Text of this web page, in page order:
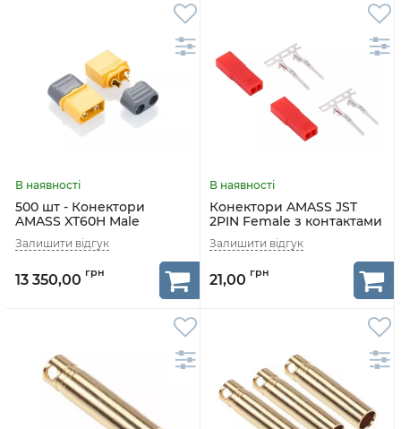
500 шт - Конектори
AMASS XT60H Male
13 350,00
Конектори AMASS JST
2PIN Female з контактами
2 шт
21,00